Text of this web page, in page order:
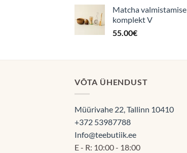
Matcha valmistamise
komplekt V
55.00€
VÕTA ÜHENDUST
Müürivahe 22, Tallinn 10410
+372 53987788
Info@teebutiik.ee
E - R: 10:00 - 18:00